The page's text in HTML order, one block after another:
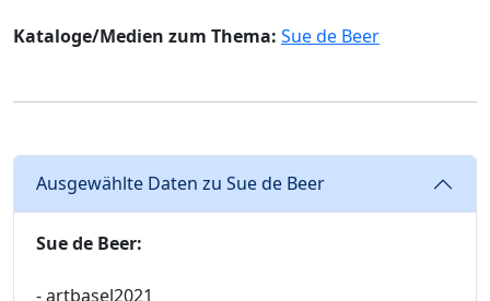
Kataloge/Medien zum Thema: Sue de Beer
Ausgewählte Daten zu Sue de Beer
Sue de Beer:
- artbasel2021